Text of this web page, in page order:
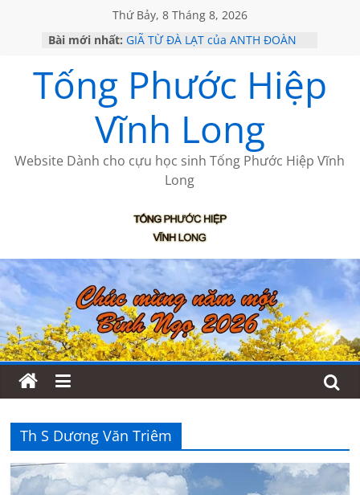
Thứ Bảy, 8 Tháng 8, 2026
Bài mới nhất: GIÃ TỪ ĐÀ LẠT của ANTH ĐOÀN
KHÔNG ĐỀ 20 CỦA THÁI LÃO
KHÔNG ĐỀ 19 CỦA THÁI LÃO
CHÙM THƠ CỦA BÍCH HÀ
Tống Phước Hiệp
Vĩnh Long
Website Dành cho cựu học sinh Tống Phước Hiệp Vĩnh
Long
Th S Dương Văn Triêm